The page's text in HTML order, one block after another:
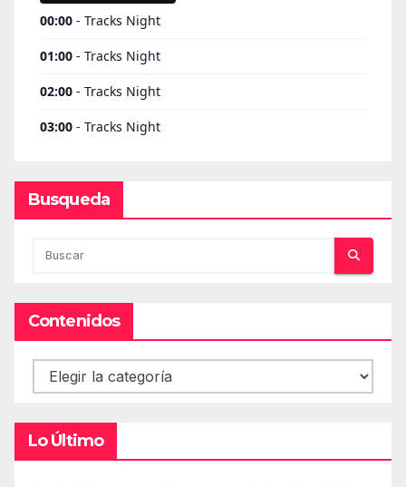
Busqueda
Contenidos
Contenidos
Lo Último